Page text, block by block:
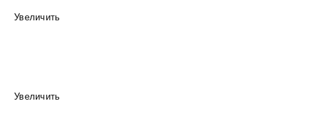
Увеличить
Увеличить